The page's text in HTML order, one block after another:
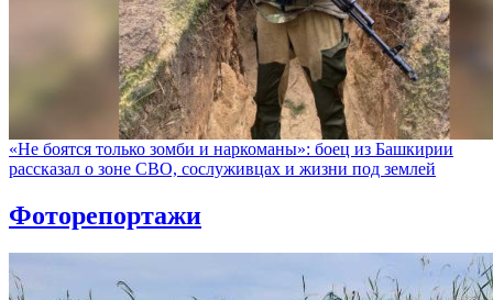
«Не боятся только зомби и наркоманы»: боец из Башкирии
рассказал о зоне СВО, сослуживцах и жизни под землей
Фоторепортажи